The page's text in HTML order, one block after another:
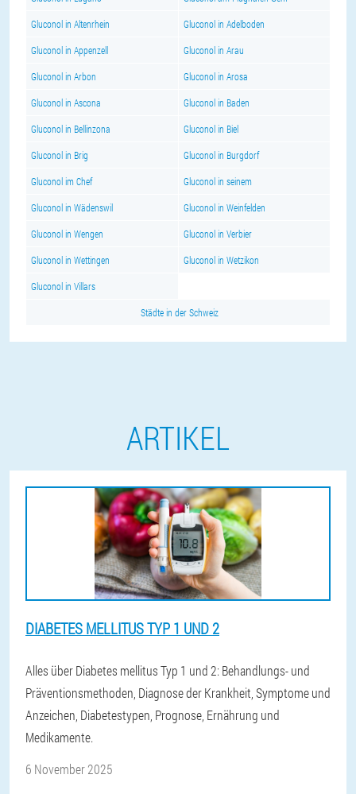
Gluconol in Altenrhein Gluconol in Adelboden
Gluconol in Appenzell Gluconol in Arau
Gluconol in Arbon Gluconol in Arosa
Gluconol in Ascona Gluconol in Baden
Gluconol in Bellinzona Gluconol in Biel
Gluconol in Brig Gluconol in Burgdorf
Gluconol im Chef Gluconol in seinem
Gluconol in Wädenswil Gluconol in Weinfelden
Gluconol in Wengen Gluconol in Verbier
Gluconol in Wettingen Gluconol in Wetzikon
Gluconol in Villars
Städte in der Schweiz
ARTIKEL
DIABETES MELLITUS TYP 1 UND 2
Alles über Diabetes mellitus Typ 1 und 2: Behandlungs- und
Präventionsmethoden, Diagnose der Krankheit, Symptome und
Anzeichen, Diabetestypen, Prognose, Ernährung und
Medikamente.
6 November 2025